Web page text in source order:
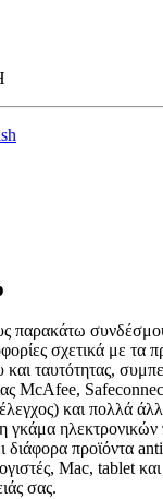
παρακάτω
σχετικά με τα
και ταυτότητας,
McAfee,
και πολλά
γκάμα
διάφορα προϊόντα
Mac, tablet
σας.